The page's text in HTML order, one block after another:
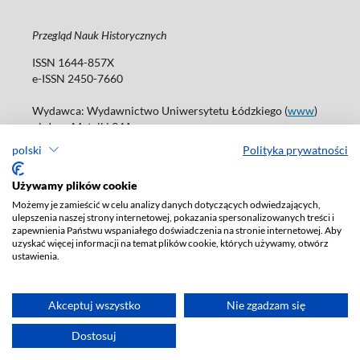
polski Polityka prywatności
Używamy plików cookie
Możemy je zamieścić w celu analizy danych dotyczących odwiedzających,
ulepszenia naszej strony internetowej, pokazania spersonalizowanych treści i
zapewnienia Państwu wspaniałego doświadczenia na stronie internetowej. Aby
uzyskać więcej informacji na temat plików cookie, których używamy, otwórz
ustawienia.
Akceptuj wszystko Nie zgadzam się
Dostosuj
Przegląd Nauk Historycznych
ISSN 1644-857X
e-ISSN 2450-7660
Wydawca: Wydawnictwo Uniwersytetu Łódzkiego (www)
ul. Jana Matejki 34A
Tel.: 42 235 01 65, fax: 42 66 55 86
Deklaracja dostępności